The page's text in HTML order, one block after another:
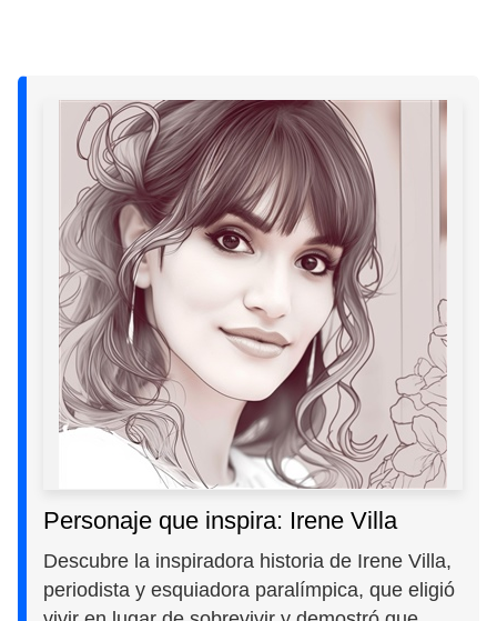
Personaje que inspira: Irene Villa
Descubre la inspiradora historia de Irene Villa,
periodista y esquiadora paralímpica, que eligió